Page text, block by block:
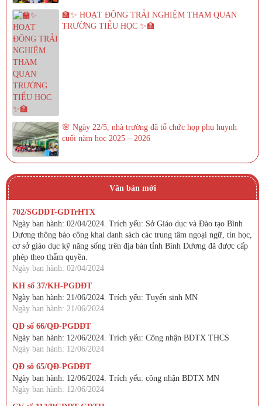
🏫✨ HOẠT ĐỘNG TRẢI NGHIỆM THAM QUAN
TRƯỜNG TIỂU HỌC ✨🏫
🌸 Ngày 22/5, nhà trường đã tổ chức họp phụ huynh
cuối năm học 2025 – 2026
Văn bản mới
702/SGDĐT-GDTrHTX
Ngày ban hành: 02/04/2024. Trích yếu: Sở Giáo dục và Đào tạo Bình
Dương thông báo công khai danh sách các trung tâm ngoại ngữ, tin học,
cơ sở giáo dục kỹ năng sống trên địa bàn tỉnh Bình Dương đã được cấp
phép theo thẩm quyền.
Ngày ban hành: 02/04/2024
KH số 37/KH-PGDĐT
Ngày ban hành: 21/06/2024. Trích yếu: Tuyển sinh MN
Ngày ban hành: 21/06/2024
QĐ số 66/QĐ-PGDĐT
Ngày ban hành: 12/06/2024. Trích yếu: Công nhận BDTX THCS
Ngày ban hành: 12/06/2024
QĐ số 65/QĐ-PGDĐT
Ngày ban hành: 12/06/2024. Trích yếu: công nhận BDTX MN
Ngày ban hành: 12/06/2024